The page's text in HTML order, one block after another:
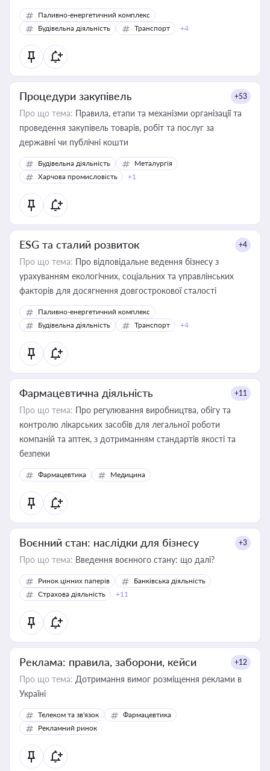
Паливно-енергетичний комплекс
Будівельна діяльність
Транспорт +4
Процедури закупівель +53
Про що тема: Правила, етапи та механізми організації та
проведення закупівель товарів, робіт та послуг за
державні чи публічні кошти
Будівельна діяльність
Металургія
Харчова промисловість
+1
ESG та сталий розвиток +4
Про що тема: Про відповідальне ведення бізнесу з
урахуванням екологічних, соціальних та управлінських
факторів для досягнення довгострокової сталості
Паливно-енергетичний комплекс
Будівельна діяльність
Транспорт +4
Фармацевтична діяльність +11
Про що тема: Про регулювання виробництва, обігу та
контролю лікарських засобів для легальної роботи
компаній та аптек, з дотриманням стандартів якості та
безпеки
Фармацевтика Медицина
Воєнний стан: наслідки для бізнесу +3
Про що тема: Введення воєнного стану: що далі?
Ринок цінних паперів
Банківська діяльність
Страхова діяльність
+11
Реклама: правила, заборони, кейси +12
Про що тема: Дотримання вимог розміщення реклами в
Україні
Телеком та зв'язок
Фармацевтика
Рекламний ринок